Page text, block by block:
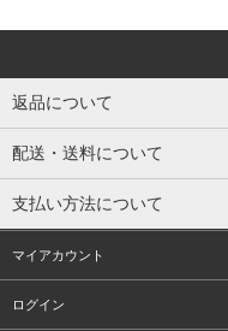
返品について
配送・送料について
支払い方法について
マイアカウント
ログイン